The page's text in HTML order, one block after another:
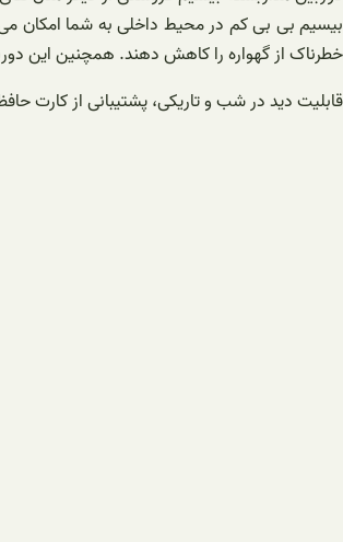
بیسیم بی بی کم در محیط داخلی به شما امکان
خطرناک از گهواره را کاهش دهند. همچنین این
قابلیت دید در شب و تاریکی، پشتیبانی از کارت